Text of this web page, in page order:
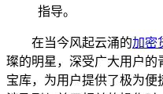
指导。
在当今风起云涌的加密
璨的明星，深受广大用户的
宝库，为用户提供了极为便